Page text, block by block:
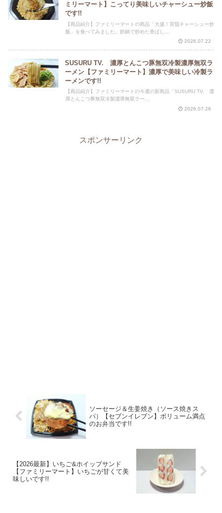
ミリーマート】こってり美味しいチャーシュー炒飯
です!!
【商品紹介】ファミリーマートの商品「大盛！背脂チャーシュー炒
飯」を食べてみました。鉄鍋で炒めた香ばし...
2026.07.22
SUSURU TV. 濃厚とんこつ豚無双冷製濃厚無双ラ
ーメン【ファミリーマート】濃厚で美味しい冷製ラ
ーメンです!!
【商品紹介】ファミリーマートの今週の新商品「SUSURU TV. 濃
厚とんこつ豚無双冷製濃厚無双ラー...
2026.07.26
スポンサーリンク
ソーセージ＆生姜焼き（ソース焼きス
パ）【セブンイレブン】ボリューム満点
のお弁当です!!
【2026最新】いちご&ホイップサンド
【ファミリーマート】いちごが甘くて美
味しいです!!